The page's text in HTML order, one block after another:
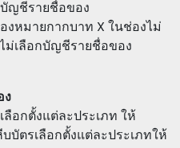
ญชีรายชื่อของ
งหมายกากบาท X ในช่องไม่
ม่เลือกบัญชีรายชื่อของ
ง
อกตั้งแต่ละประเภท ให้
บัตรเลือกตั้งแต่ละประเภทให้